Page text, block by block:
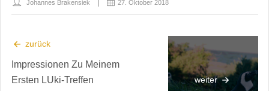
Johannes Brakensiek 27. Oktober 2018
zurück
Impressionen Zu Meinem
Ersten LUki-Treffen
weiter